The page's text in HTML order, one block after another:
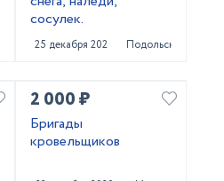
сосулек.
25 декабря 2020 Подольск
2 000 ₽
Бригады
кровельщиков